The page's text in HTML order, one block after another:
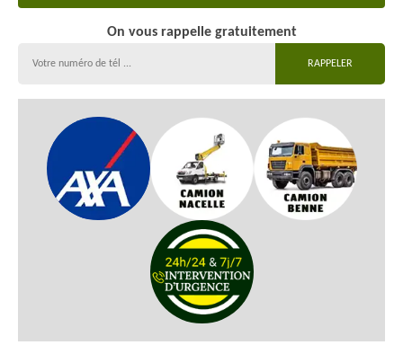
On vous rappelle gratuitement